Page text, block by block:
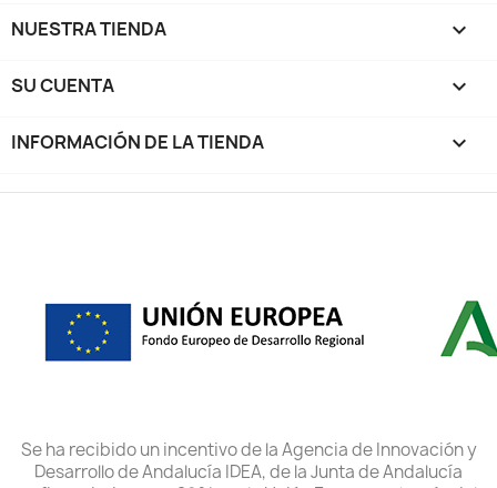
NUESTRA TIENDA 
SU CUENTA 
INFORMACIÓN DE LA TIENDA keyboard_arrow_down
Se ha recibido un incentivo de la Agencia de Innovación y
Desarrollo de Andalucía IDEA, de la Junta de Andalucía